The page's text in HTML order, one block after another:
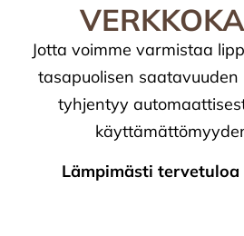
Jotta voimme varmistaa
tasapuolisen saatavuuden
tyhjentyy
Lämpimästi tervetuloa